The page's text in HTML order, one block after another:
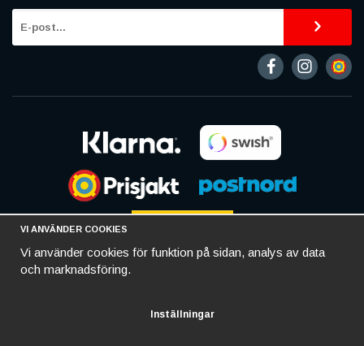
VI ANVÄNDER COOKIES
Vi använder cookies för funktion på sidan, analys av data
och marknadsföring.
Inställningar